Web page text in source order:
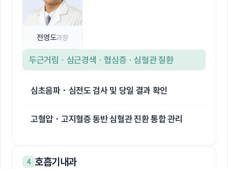
전영도과장
두근거림 · 심근경색 · 협심증 · 심혈관 질환
심초음파 · 심전도 검사 및 당일 결과 확인
고혈압 · 고지혈증 동반 심혈관 진환 통합 관리
4 호흡기내과